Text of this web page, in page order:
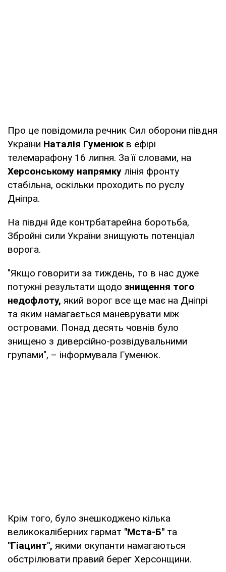
Про це повідомила речник Сил оборони півдня
України Наталія Гуменюкв ефірі
телемарафону 16 липня. За її словами, на
Херсонському напрямку лінія фронту
стабільна, оскільки проходить по руслу
Дніпра.
На півдні йде контрбатарейна боротьба,
Збройні сили України знищують потенціал
ворога.
"Якщо говорити за тиждень, то в нас дуже
потужні результати щодо знищення того
недофлоту, який ворог все ще має на Дніпрі
та яким намагається маневрувати між
островами. Понад десять човнів було
знищено з диверсійно-розвідувальними
групами", – інформувала Гуменюк.
Крім того, було знешкоджено кілька
великокаліберних гармат "Мста-Б" та
"Гіацинт", якими окупанти намагаються
обстрілювати правий берег Херсонщини.